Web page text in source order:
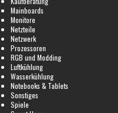
Mainboards
Monitore
Netzteile
Netzwerk
Prozessoren
RGB und Modding
Luftkühlung
Wasserkühlung
Notebooks & Tablets
Sonstiges
Spiele